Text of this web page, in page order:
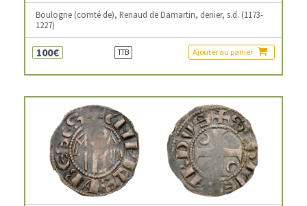
Boulogne (comté de), Renaud de Damartin, denier, s.d. (1173-
1227)
100€ TTB Ajouter au panier